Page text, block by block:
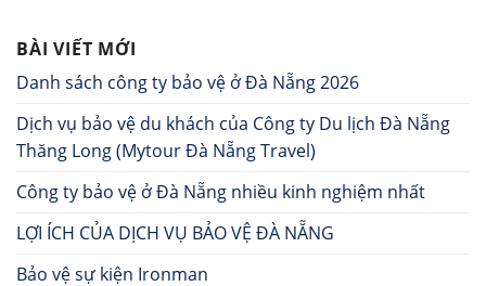
BÀI VIẾT MỚI
Danh sách công ty bảo vệ ở Đà Nẵng 2026
Dịch vụ bảo vệ du khách của Công ty Du lịch Đà Nẵng
Thăng Long (Mytour Đà Nẵng Travel)
Công ty bảo vệ ở Đà Nẵng nhiều kinh nghiệm nhất
LỢI ÍCH CỦA DỊCH VỤ BẢO VỆ ĐÀ NẴNG
Bảo vệ sự kiện Ironman